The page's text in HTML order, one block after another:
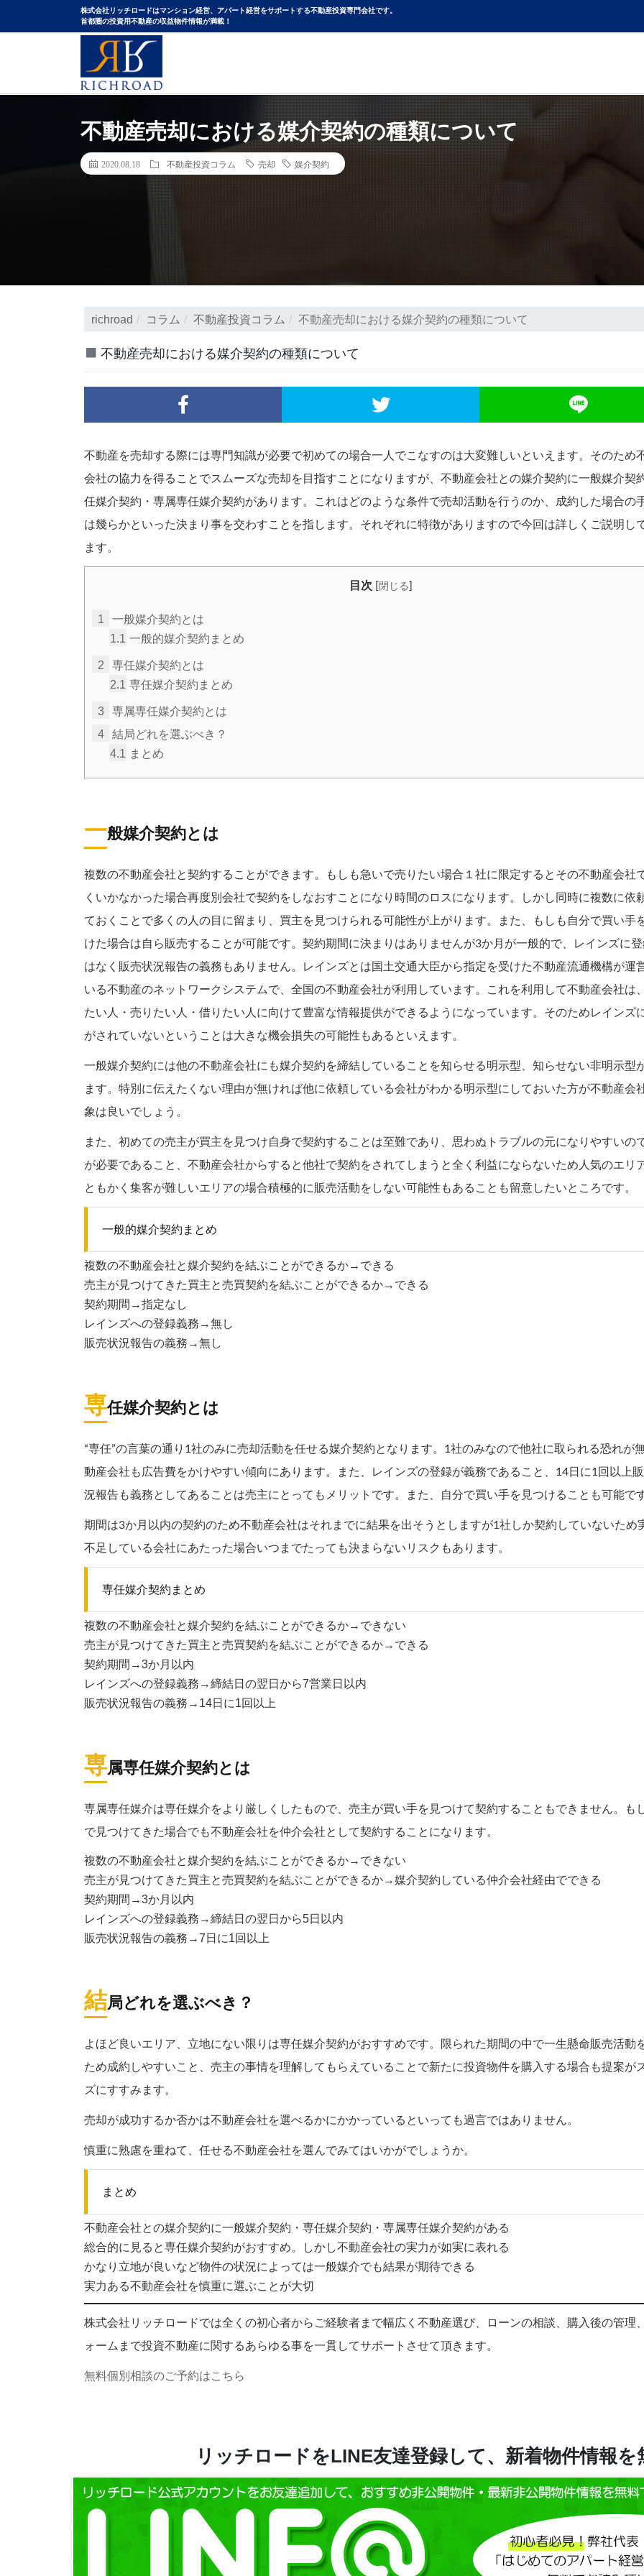
株式会社リッチロードはマンション経営、アパート経営をサポートする不動産投資専⾨会社です。
⾸都圏の投資⽤不動産の収益物件情報が満載！
不動産売却における媒介契約の種類について
2020.08.18 不動産投資コラム 売却 媒介契約
richroad コラム 不動産投資コラム 不動産売却における媒介契約の種類について
不動産売却における媒介契約の種類について
不動産を売却する際には専門知識が必要で初めての場合一人でこなすのは大変難しいといえます。そのため
会社の協力を得ることでスムーズな売却を目指すことになりますが、不動産会社との媒介契約に一般媒介契
任媒介契約・専属専任媒介契約があります。これはどのような条件で売却活動を行うのか、成約した場合の
は幾らかといった決まり事を交わすことを指します。それぞれに特徴がありますので今回は詳しくご説明し
ます。
目次 [ 閉じる ]
1
一般媒介契約とは
1.1 一般的媒介契約まとめ
2
専任媒介契約とは
2.1 専任媒介契約まとめ
3
専属専任媒介契約とは
4
結局どれを選ぶべき？
4.1 まとめ
一般媒介契約とは
複数の不動産会社と契約することができます。もしも急いで売りたい場合１社に限定するとその不動産会社
くいかなかった場合再度別会社で契約をしなおすことになり時間のロスになります。しかし同時に複数に依
ておくことで多くの人の目に留まり、買主を見つけられる可能性が上がります。また、もしも自分で買い手
けた場合は自ら販売することが可能です。契約期間に決まりはありませんが3か月が一般的で、レインズに
はなく販売状況報告の義務もありません。レインズとは国土交通大臣から指定を受けた不動産流通機構が運
いる不動産のネットワークシステムで、全国の不動産会社が利用しています。これを利用して不動産会社は
たい人・売りたい人・借りたい人に向けて豊富な情報提供ができるようになっています。そのためレインズ
がされていないということは大きな機会損失の可能性もあるといえます。
一般媒介契約には他の不動産会社にも媒介契約を締結していることを知らせる明示型、知らせない非明示型
ます。特別に伝えたくない理由が無ければ他に依頼している会社がわかる明示型にしておいた方が不動産会
象は良いでしょう。
また、初めての売主が買主を見つけ自身で契約することは至難であり、思わぬトラブルの元になりやすいの
が必要であること、不動産会社からすると他社で契約をされてしまうと全く利益にならないため人気のエリ
ともかく集客が難しいエリアの場合積極的に販売活動をしない可能性もあることも留意したいところです。
一般的媒介契約まとめ
複数の不動産会社と媒介契約を結ぶことができるか→できる
売主が見つけてきた買主と売買契約を結ぶことができるか→できる
契約期間→指定なし
レインズへの登録義務→無し
販売状況報告の義務→無し
専任媒介契約とは
“専任”の言葉の通り1社のみに売却活動を任せる媒介契約となります。1社のみなので他社に取られる恐れが
動産会社も広告費をかけやすい傾向にあります。また、レインズの登録が義務であること、14日に1回以上
況報告も義務としてあることは売主にとってもメリットです。また、自分で買い手を見つけることも可能です
期間は3か月以内の契約のため不動産会社はそれまでに結果を出そうとしますが1社しか契約していないため
不足している会社にあたった場合いつまでたっても決まらないリスクもあります。
専任媒介契約まとめ
複数の不動産会社と媒介契約を結ぶことができるか→できない
売主が見つけてきた買主と売買契約を結ぶことができるか→できる
契約期間→3か月以内
レインズへの登録義務→締結日の翌日から7営業日以内
販売状況報告の義務→14日に1回以上
専属専任媒介契約とは
専属専任媒介は専任媒介をより厳しくしたもので、売主が買い手を見つけて契約することもできません。も
で見つけてきた場合でも不動産会社を仲介会社として契約することになります。
複数の不動産会社と媒介契約を結ぶことができるか→できない
売主が見つけてきた買主と売買契約を結ぶことができるか→媒介契約している仲介会社経由でできる
契約期間→3か月以内
レインズへの登録義務→締結日の翌日から5日以内
販売状況報告の義務→7日に1回以上
結局どれを選ぶべき？
よほど良いエリア、立地にない限りは専任媒介契約がおすすめです。限られた期間の中で一生懸命販売活動
ため成約しやすいこと、売主の事情を理解してもらえていることで新たに投資物件を購入する場合も提案が
ズにすすみます。
売却が成功するか否かは不動産会社を選べるかにかかっているといっても過言ではありません。
慎重に熟慮を重ねて、任せる不動産会社を選んでみてはいかがでしょうか。
まとめ
不動産会社との媒介契約に一般媒介契約・専任媒介契約・専属専任媒介契約がある
総合的に見ると専任媒介契約がおすすめ。しかし不動産会社の実力が如実に表れる
かなり立地が良いなど物件の状況によっては一般媒介でも結果が期待できる
実力ある不動産会社を慎重に選ぶことが大切
株式会社リッチロードでは全くの初心者からご経験者まで幅広く不動産選び、ローンの相談、購入後の管理
ォームまで投資不動産に関するあらゆる事を一貫してサポートさせて頂きます。
無料個別相談のご予約はこちら
リッチロードをLINE友達登録して、新着物件情報を